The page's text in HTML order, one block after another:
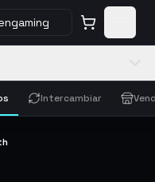
Intercambiar